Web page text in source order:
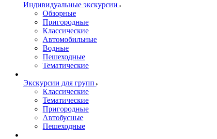
Индивидуальные экскурсии
Обзорные
Пригородные
Классические
Автомобильные
Водные
Пешеходные
Тематические
Экскурсии для групп
Классические
Тематические
Пригородные
Автобусные
Пешеходные